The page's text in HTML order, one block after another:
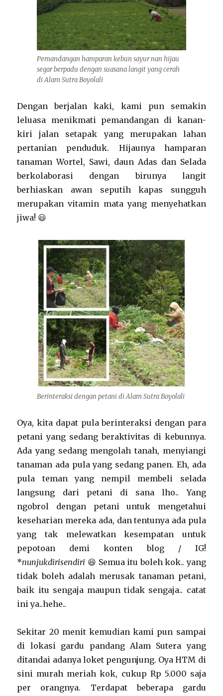
Pemandangan hamparan kebun sayur nan hijau
segar berpadu dengan suasana langit yang cerah
di Alam Sutra Boyolali
Dengan berjalan kaki, kami pun semakin
leluasa menikmati pemandangan di kanan-
kiri jalan setapak yang merupakan lahan
pertanian penduduk. Hijaunya hamparan
tanaman Wortel, Sawi, daun Adas dan Selada
berkolaborasi dengan birunya langit
berhiaskan awan seputih kapas sungguh
merupakan vitamin mata yang menyehatkan
jiwa! 😃
Berinteraksi dengan petani di Alam Sutra Boyolali
Oya, kita dapat pula berinteraksi dengan para
petani yang sedang beraktivitas di kebunnya.
Ada yang sedang mengolah tanah, menyiangi
tanaman ada pula yang sedang panen. Eh, ada
pula teman yang nempil membeli selada
langsung dari petani di sana lho.. Yang
ngobrol dengan petani untuk mengetahui
keseharian mereka ada, dan tentunya ada pula
yang tak melewatkan kesempatan untuk
pepotoan demi konten blog / IG!
*nunjukdirisendiri 😆 Semua itu boleh kok.. yang
tidak boleh adalah merusak tanaman petani,
baik itu sengaja maupun tidak sengaja.. catat
ini ya..hehe..
Sekitar 20 menit kemudian kami pun sampai
di lokasi gardu pandang Alam Sutera yang
ditandai adanya loket pengunjung. Oya HTM di
sini murah meriah kok, cukup Rp 5.000 saja
per orangnya. Terdapat beberapa gardu